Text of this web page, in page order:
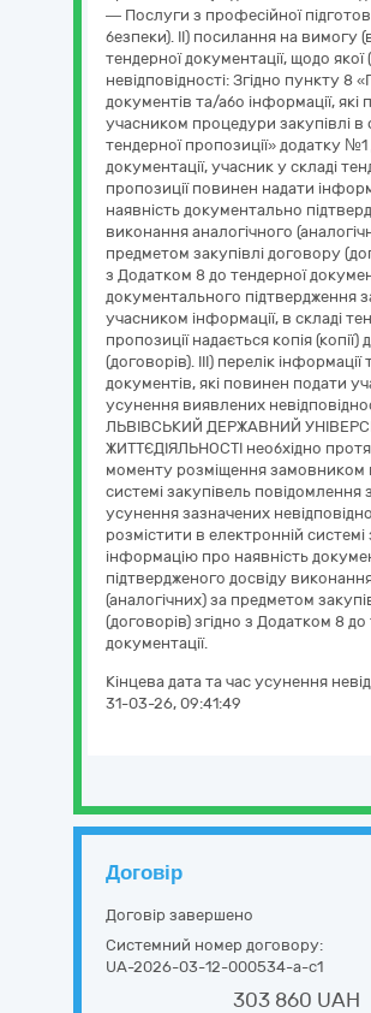
— Послуги з професійної
безпеки). ІІ) посилання на вимогу
тендерної документації, щодо якої
невідповідності: Згідно пункту 8
документів та/або інформації, які
учасником процедури закупівлі в
тендерної пропозиції» додатку №1
документації, учасник у складі
пропозиції повинен надати
наявність документально
виконання аналогічного
предметом закупівлі договору
з Додатком 8 до тендерної
документального підтвердження
учасником інформації, в складі
пропозиції надається копія (копії)
(договорів). ІІІ) перелік інформації
документів, які повинен подати
усунення виявлених
ЛЬВІВСЬКИЙ ДЕРЖАВНИЙ
ЖИТТЄДІЯЛЬНОСТІ необхідно
моменту розміщення замовником
системі закупівель
усунення зазначених
розмістити в електронній системі
інформацію про наявність
підтвердженого досвіду
(аналогічних) за предметом
(договорів) згідно з Додатком 8 до
документації.
Кінцева дата та час усунення
31-03-26, 09:41:49
Договір
Договір завершено
Системний номер договору:
UA-2026-03-12-000534-a-c1
303 860 UAH